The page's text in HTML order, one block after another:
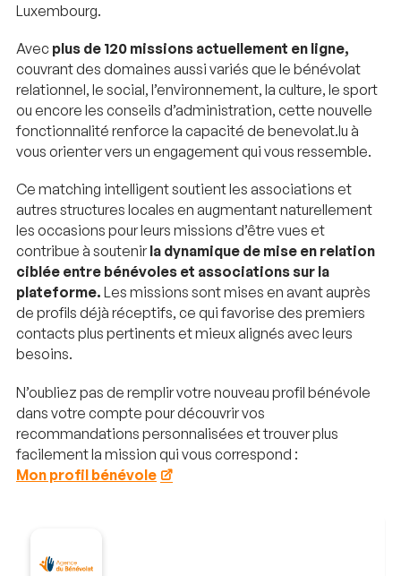
Luxembourg.
Avec plus de 120 missions actuellement en ligne,
couvrant des domaines aussi variés que le bénévolat
relationnel, le social, l’environnement, la culture, le sport
ou encore les conseils d’administration, cette nouvelle
fonctionnalité renforce la capacité de benevolat.lu à
vous orienter vers un engagement qui vous ressemble.
Ce matching intelligent soutient les associations et
autres structures locales en augmentant naturellement
les occasions pour leurs missions d’être vues et
contribue à soutenir la dynamique de mise en relation
ciblée entre bénévoles et associations sur la
plateforme. Les missions sont mises en avant auprès
de profils déjà réceptifs, ce qui favorise des premiers
contacts plus pertinents et mieux alignés avec leurs
besoins.
N’oubliez pas de remplir votre nouveau profil bénévole
dans votre compte pour découvrir vos
recommandations personnalisées et trouver plus
facilement la mission qui vous correspond :
Mon profil bénévole